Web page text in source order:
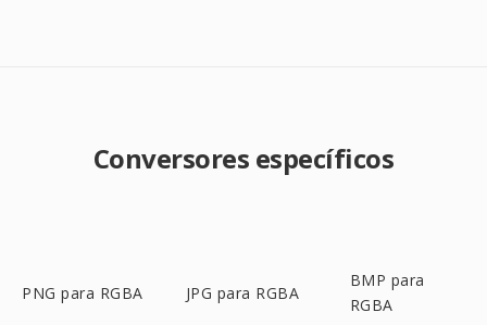
Conversores específicos
PNG para RGBA JPG para RGBA
BMP para
RGBA